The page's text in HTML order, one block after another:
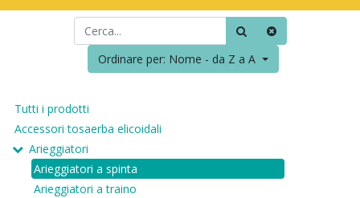
Ordinare per: Nome - da Z a A
Tutti i prodotti
Accessori tosaerba elicoidali
Arieggiatori
Arieggiatori a spinta
Arieggiatori a traino